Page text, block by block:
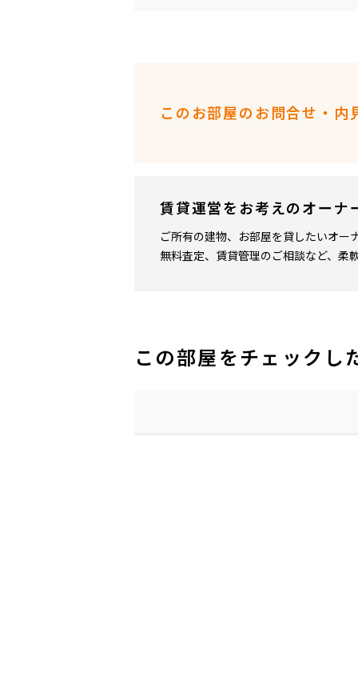
このお部屋のお問合せ・内
賃貸運営をお考えのオーナ
ご所有の建物、お部屋を貸したいオー
無料査定、賃貸管理のご相談など、柔
この部屋をチェックし